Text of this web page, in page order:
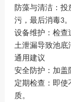
防藻与清洁 ：
污，最后消毒‌3。
设备维护 ：检
土泄漏导致池底
通用建议
安全防护 ：加
定期检查 ：即
质。